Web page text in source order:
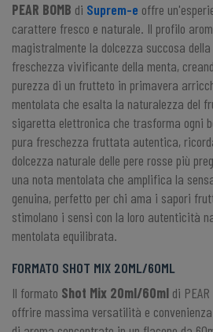
PEAR BOMB di Suprem-e offre
carattere fresco e naturale. Il profilo
magistralmente la dolcezza succosa
freschezza vivificante della menta,
purezza di un frutteto in primavera
mentolata che esalta la naturalezza del
sigaretta elettronica che trasforma ogni
pura freschezza fruttata autentica,
dolcezza naturale delle pere rosse più
una nota mentolata che amplifica la
genuina, perfetto per chi ama i sapori
stimolano i sensi con la loro autenticità
mentolata equilibrata.
FORMATO SHOT MIX 20ML/60ML
Il formato Shot Mix 20ml/60ml di
offrire massima versatilità e